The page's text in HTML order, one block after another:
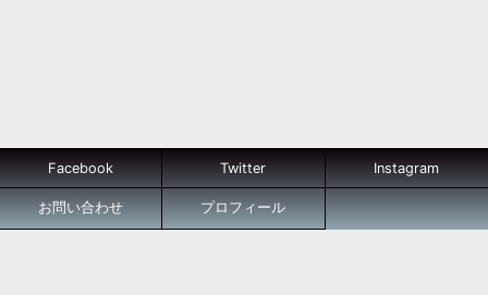
Facebook Twitter Instagram
お問い合わせ プロフィール